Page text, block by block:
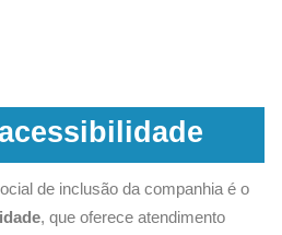
de inclusão da companhia é o
, que oferece atendimento